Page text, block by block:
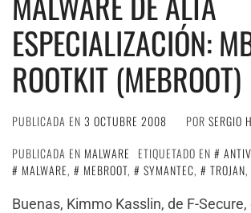
ESPECIALIZACIÓN:
ROOTKIT (MEBROOT)
PUBLICADA EN 3 OCTUBRE 2008 POR SERGIO
PUBLICADA EN MALWARE ETIQUETADO EN
MALWARE, MEBROOT, SYMANTEC, TROJAN,
Buenas, Kimmo Kasslin, de F-